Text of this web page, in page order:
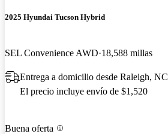
2025 Hyundai Tucson Hybrid
SEL Convenience AWD 18,588 millas
Entrega a domicilio desde Raleigh, NC
El precio incluye envío de $1,520
Buena oferta